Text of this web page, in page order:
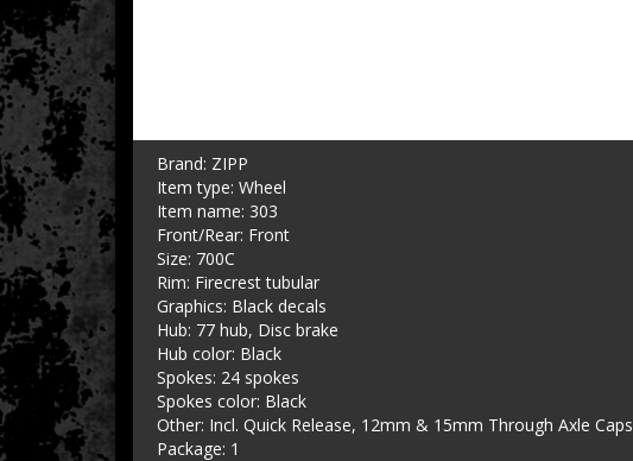
Brand: ZIPP
Item type: Wheel
Item name: 303
Front/Rear: Front
Size: 700C
Rim: Firecrest tubular
Graphics: Black decals
Hub: 77 hub, Disc brake
Hub color: Black
Spokes: 24 spokes
Spokes color: Black
Other: Incl. Quick Release, 12mm & 15mm Through Axle Caps
Package: 1